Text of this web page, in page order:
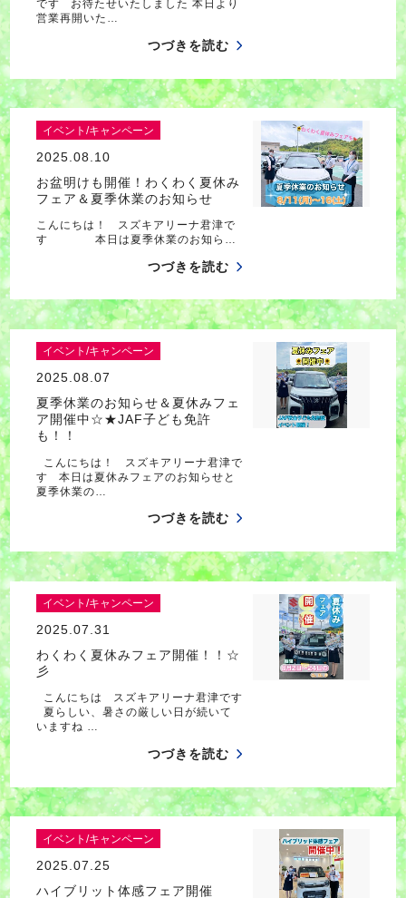
です お待たせいたしました 本日より
営業再開いた…
つづきを読む
イベント/キャンペーン
2025.08.10
お盆明けも開催！わくわく夏休み
フェア＆夏季休業のお知らせ
こんにちは！ スズキアリーナ君津で
す 本日は夏季休業のお知ら…
つづきを読む
イベント/キャンペーン
2025.08.07
夏季休業のお知らせ＆夏休みフェ
ア開催中☆★JAF子ども免許
も！！
こんにちは！ スズキアリーナ君津で
す 本日は夏休みフェアのお知らせと
夏季休業の…
つづきを読む
イベント/キャンペーン
2025.07.31
わくわく夏休みフェア開催！！☆
彡
こんにちは スズキアリーナ君津です
夏らしい、暑さの厳しい日が続いて
いますね …
つづきを読む
イベント/キャンペーン
2025.07.25
ハイブリット体感フェア開催